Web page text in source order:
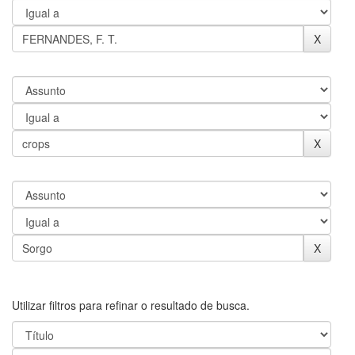
Utilizar filtros para refinar o resultado de busca.